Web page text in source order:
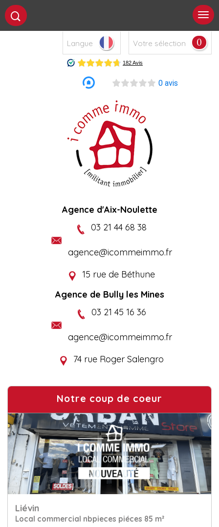
Langue Votre sélection 0
0 avis
Agence d'Aix-Noulette
03 21 44 68 38
agence@icommeimmo.fr
15 rue de Béthune
Agence de Bully les Mines
03 21 45 16 36
agence@icommeimmo.fr
74 rue Roger Salengro
Notre coup de coeur
Vermelles
Appartement 3 piéces 70.88 m²